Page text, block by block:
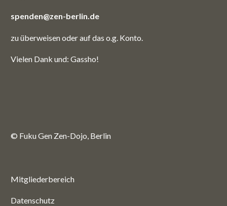
spenden@zen-berlin.de
zu überweisen oder auf das o.g. Konto.
Vielen Dank und: Gassho!
© Fuku Gen Zen-Dojo, Berlin
Mitgliederbereich
Datenschutz